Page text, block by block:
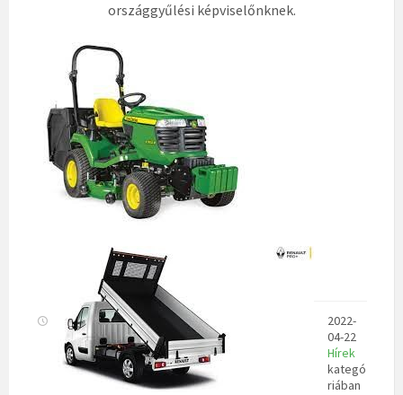
országgyűlési képviselőnknek.
2022-
04-22
Hírek
kategó
riában